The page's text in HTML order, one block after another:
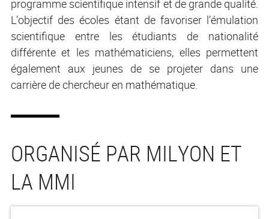
programme scientifique intensif et de grande qualité.
L’objectif des écoles étant de favoriser l’émulation
scientifique entre les étudiants de nationalité
différente et les mathématiciens, elles permettent
également aux jeunes de se projeter dans une
carrière de chercheur en mathématique.
ORGANISÉ PAR MILYON ET
LA MMI